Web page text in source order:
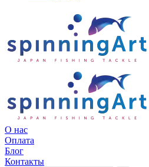
О нас
Оплата
Блог
Контакты